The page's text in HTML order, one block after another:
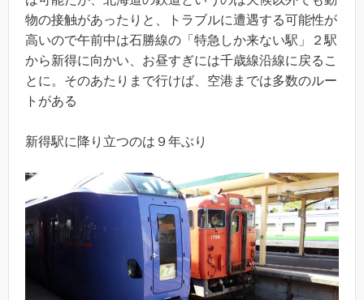
物の接触があったりと、トラブルに遭遇する可能性が
高いので午前中は石勝線の「特急しか来ない駅」２駅
から新得に向かい、お昼すぎには千歳線沿線に戻るこ
とに。そのあたりまで行けば、空港までは多数のルー
トがある
新得駅に降り立つのは９年ぶり